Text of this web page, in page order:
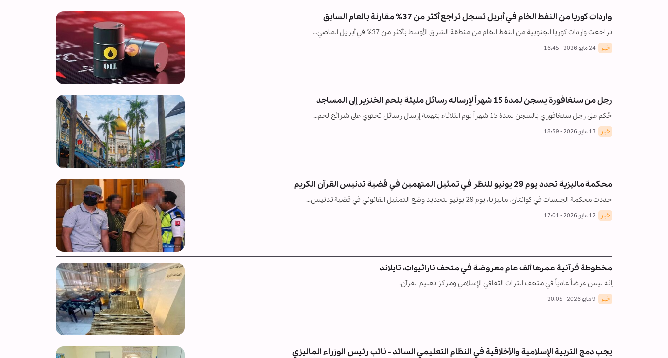
واردات كوريا من النفط الخام في أبريل تسجل تراجع أكثر من 37% مقارنة بالعام السابق
تراجعت واردات كوريا الجنوبية من النفط الخام من منطقة الشرق الأوسط بأكثر من 37% في أبريل الماضي…
خبر 24 مايو 2026 - 16:45
رجل من سنغافورة یسجن لمدة 15 شهراً لإرساله رسائل مليئة بلحم الخنزير إلى المساجد
حُكم على رجل سنغافوري بالسجن لمدة 15 شهراً يوم الثلاثاء بتهمة إرسال رسائل تحتوي على شرائح لحم…
خبر 13 مايو 2026 - 18:59
محكمة ماليزية تحدد يوم 29 يونيو للنظر في تمثيل المتهمين في قضية تدنيس القرآن الكريم
حددت محكمة الجلسات في كوانتان، ماليزيا، يوم 29 يونيو لتحديد وضع التمثيل القانوني في قضية تدنيس…
خبر 12 مايو 2026 - 17:01
مخطوطة قرآنية عمرها ألف عام معروضة في متحف ناراثيوات، تايلاند
إنه ليس عرضاً عادياً في متحف التراث الثقافي الإسلامي ومركز تعليم القرآن.
خبر 9 مايو 2026 - 20:05
يجب دمج التربية الإسلامية والأخلاقية في النظام التعليمي السائد - نائب رئيس الوزراء الماليزي